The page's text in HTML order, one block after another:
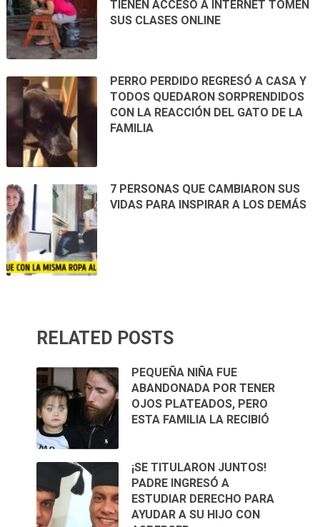
TIENEN ACCESO A INTERNET TOMEN
SUS CLASES ONLINE
PERRO PERDIDO REGRESÓ A CASA Y
TODOS QUEDARON SORPRENDIDOS
CON LA REACCIÓN DEL GATO DE LA
FAMILIA
7 PERSONAS QUE CAMBIARON SUS
VIDAS PARA INSPIRAR A LOS DEMÁS
RELATED POSTS
PEQUEÑA NIÑA FUE
ABANDONADA POR TENER
OJOS PLATEADOS, PERO
ESTA FAMILIA LA RECIBIÓ
¡SE TITULARON JUNTOS!
PADRE INGRESÓ A
ESTUDIAR DERECHO PARA
AYUDAR A SU HIJO CON